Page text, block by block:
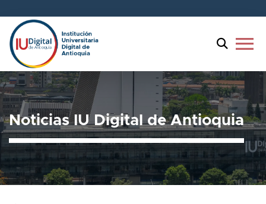
menu
Noticias IU Digital de Antioquia